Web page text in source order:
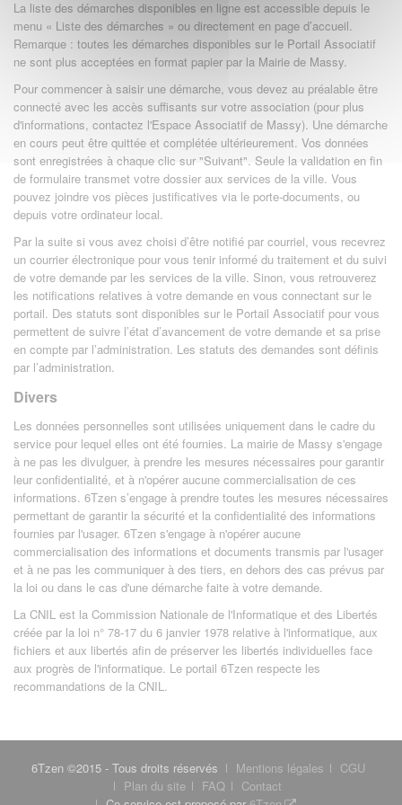
La liste des démarches disponibles en ligne est accessible depuis le
menu « Liste des démarches » ou directement en page d’accueil.
Remarque : toutes les démarches disponibles sur le Portail Associatif
ne sont plus acceptées en format papier par la Mairie de Massy.
Pour commencer à saisir une démarche, vous devez au préalable être
connecté avec les accès suffisants sur votre association (pour plus
d'informations, contactez l'Espace Associatif de Massy). Une démarche
en cours peut être quittée et complétée ultérieurement. Vos données
sont enregistrées à chaque clic sur "Suivant". Seule la validation en fin
de formulaire transmet votre dossier aux services de la ville. Vous
pouvez joindre vos pièces justificatives via le porte-documents, ou
depuis votre ordinateur local.
Par la suite si vous avez choisi d’être notifié par courriel, vous recevrez
un courrier électronique pour vous tenir informé du traitement et du suivi
de votre demande par les services de la ville. Sinon, vous retrouverez
les notifications relatives à votre demande en vous connectant sur le
portail. Des statuts sont disponibles sur le Portail Associatif pour vous
permettent de suivre l’état d’avancement de votre demande et sa prise
en compte par l’administration. Les statuts des demandes sont définis
par l’administration.
Divers
Les données personnelles sont utilisées uniquement dans le cadre du
service pour lequel elles ont été fournies. La mairie de Massy s'engage
à ne pas les divulguer, à prendre les mesures nécessaires pour garantir
leur confidentialité, et à n'opérer aucune commercialisation de ces
informations. 6Tzen s’engage à prendre toutes les mesures nécessaires
permettant de garantir la sécurité et la confidentialité des informations
fournies par l'usager. 6Tzen s'engage à n'opérer aucune
commercialisation des informations et documents transmis par l'usager
et à ne pas les communiquer à des tiers, en dehors des cas prévus par
la loi ou dans le cas d'une démarche faite à votre demande.
La CNIL est la Commission Nationale de l'Informatique et des Libertés
créée par la loi n° 78-17 du 6 janvier 1978 relative à l'informatique, aux
fichiers et aux libertés afin de préserver les libertés individuelles face
aux progrès de l'informatique. Le portail 6Tzen respecte les
recommandations de la CNIL.
6Tzen ©2015 - Tous droits réservés Mentions légales
CGU
Plan du site
FAQ
Contact